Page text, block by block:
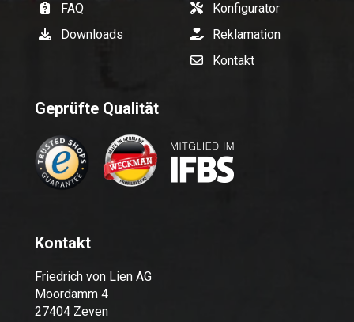
FAQ
Downloads
Konfigurator
Reklamation
Kontakt
Geprüfte Qualität
Kontakt
Friedrich von Lien AG
Moordamm 4
27404 Zeven